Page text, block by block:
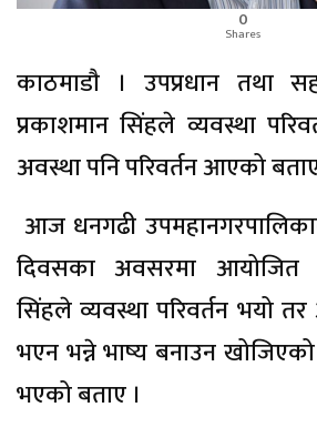
0
Shares
काठमाडाै । उपप्रधान तथा
प्रकाशमान सिंहले व्यवस्था
अवस्था पनि परिवर्तन आएको
आज धनगढी
दिवसका अवसरमा आयोजित
सिंहले व्यवस्था परिवर्तन भयो तर
भएन भन्ने भाष्य बनाउन
भएको बताए ।